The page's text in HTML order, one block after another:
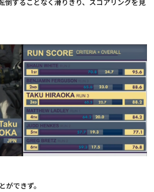
倒することなく滑りきり、スコアリングを見
ができず。